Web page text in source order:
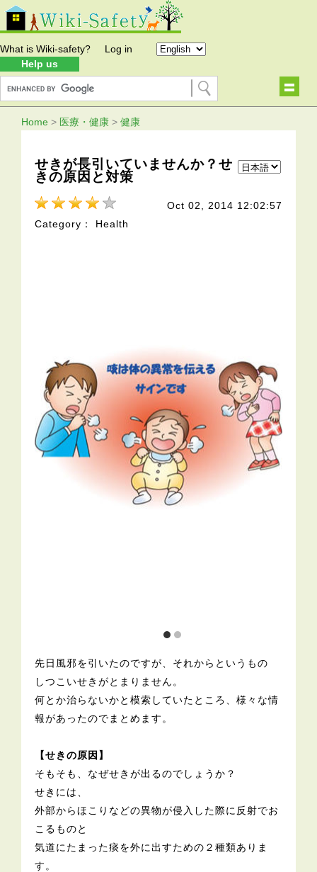
What is Wiki-safety?
Help us
Log in
Home > 医療・健康 > 健康
せきが長引いていませんか？せ
きの原因と対策
Oct 02, 2014 12:02:57
Category： Health
先日風邪を引いたのですが、それからというもの
しつこいせきがとまりません。
何とか治らないかと模索していたところ、様々な情
報があったのでまとめます。
【せきの原因】
そもそも、なぜせきが出るのでしょうか？
せきには、
外部からほこりなどの異物が侵入した際に反射でお
こるものと
気道にたまった痰を外に出すための２種類ありま
す。